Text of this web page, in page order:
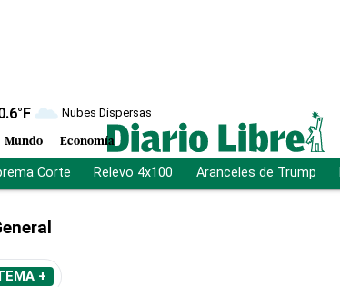
°F Nubes Dispersas
Mundo Economía
Corte Relevo 4x100 Aranceles de Trump
+